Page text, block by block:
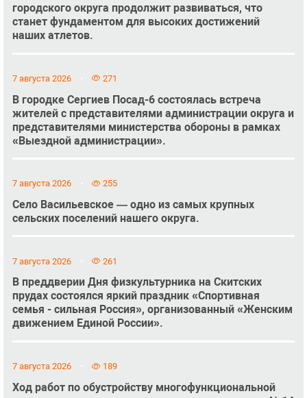
городского округа продолжит развиваться, что
станет фундаментом для высоких достижений
наших атлетов.
7 августа 2026 271
В городке Сергиев Посад-6 состоялась встреча
жителей с представителями администрации округа и
представителями министерства обороны в рамках
«Выездной администрации».
7 августа 2026 255
Село Васильевское — одно из самых крупных
сельских поселений нашего округа.
7 августа 2026 261
В преддверии Дня физкультурника на Скитских
прудах состоялся яркий праздник «Спортивная
семья - сильная Россия», организованный «Женским
движением Единой России».
7 августа 2026 189
Ход работ по обустройству многофункциональной